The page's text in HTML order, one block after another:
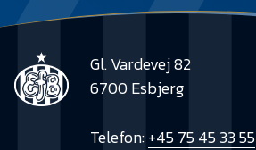
Gl. Vardevej 82
6700 Esbjerg
Telefon:+45 75 45 33 55